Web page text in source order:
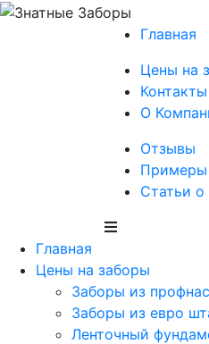
Главная
Цены на
Контакты
О
Отзывы
Примеры
Статьи о
Главная
Цены на заборы
Заборы из
Заборы из евро
Ленточный